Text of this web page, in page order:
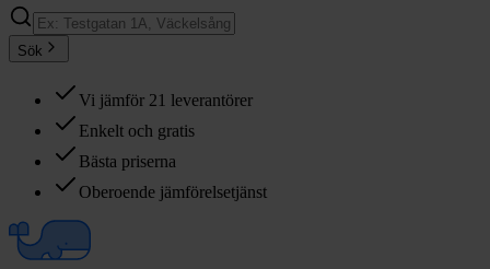
Sök
Vi jämför 21 leverantörer
Enkelt och gratis
Bästa priserna
Oberoende jämförelsetjänst